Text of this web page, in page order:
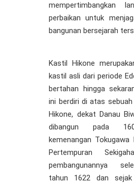
mempertimbangkan
perbaikan untuk
bangunan bersejarah
Kastil Hikone
kastil asli dari periode
bertahan hingga
ini berdiri di atas
Hikone, dekat Danau
dibangun pada
kemenangan Tokugawa
Pertempuran
pembangunannya
tahun 1622 dan